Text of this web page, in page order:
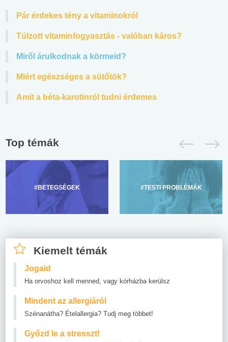
Pár érdekes tény a vitaminokról
Túlzott vitaminfogyasztás - valóban káros?
Miről árulkodnak a körmeid?
Miért egészséges a sütőtök?
Amit a béta-karotinról tudni érdemes
Top témák
#BETEGSÉGEK #TESTI PROBLÉMÁK
Kiemelt témák
Jogaid
Ha orvoshoz kell menned, vagy kórházba kerülsz
Mindent az allergiáról
Szénanátha? Ételallergia? Tudj meg többet!
Győzd le a stresszt!